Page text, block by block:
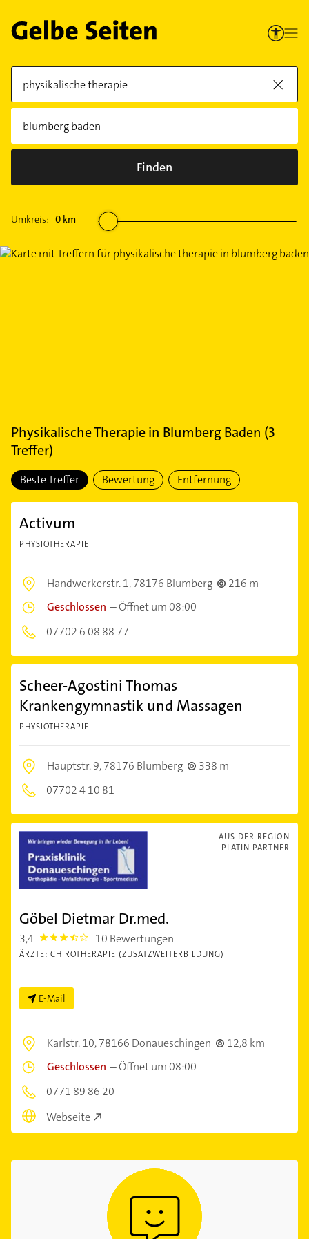
Finden
Umkreis: 0 km
Physikalische Therapiein Blumberg Baden (3
Treffer)
Beste Treffer Bewertung Entfernung
Activum
PHYSIOTHERAPIE
Handwerkerstr. 1,78176 Blumberg
216 m
Geschlossen –Öffnet um 08:00
07702 6 08 88 77
Scheer-Agostini Thomas
Krankengymnastik und Massagen
PHYSIOTHERAPIE
Hauptstr. 9,78176 Blumberg
338 m
07702 4 10 81
AUS DER REGION
PLATIN PARTNER
Göbel Dietmar Dr.med.
3,4 3.4 10 Bewertungen
ÄRZTE: CHIROTHERAPIE (ZUSATZWEITERBILDUNG)
E-Mail
Karlstr. 10,78166 Donaueschingen
12,8 km
Geschlossen –Öffnet um 08:00
0771 89 86 20
Webseite